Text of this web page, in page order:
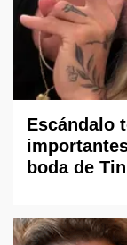
Escándalo
boda de